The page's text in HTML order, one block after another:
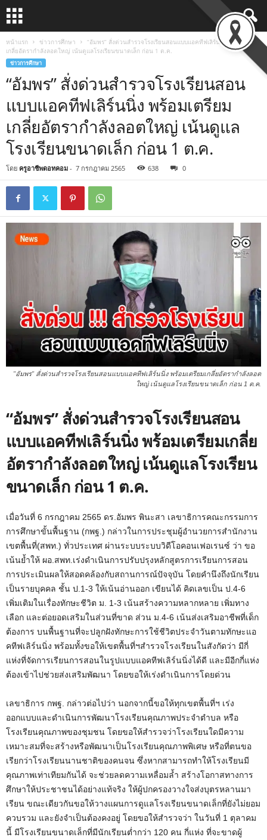
หน้าแรก ข่าวการศึกษา
“อัมพร” สั่งด่วนสำรวจโรงเรียนสอนแบบแอคทีฟเลิร์นนิ่ง พร้อมเตรียม
เกลี่ยอัตรากำลังลอตใหญ่ เน้นดูแลโรงเรียนขนาดเล็ก ก่อน 1 ต.ค.
ข่าวการศึกษา
“อัมพร” สั่งด่วนสำรวจโรงเรียนสอน
แบบแอคทีฟเลิร์นนิ่ง พร้อมเตรียม
เกลี่ยอัตรากำลังลอตใหญ่ เน้นดูแล
โรงเรียนขนาดเล็ก ก่อน 1 ต.ค.
โดย ครูอาชีพดอทคอม - 7 กรกฎาคม 2565 638 0
"อัมพร" สั่งด่วนสำรวจโรงเรียนสอนแบบแอคทีฟเลิร์นนิ่ง พร้อมเตรียมเกลี่ยอัตรากำลังลอต
ใหญ่ เน้นดูแลโรงเรียนขนาดเล็ก ก่อน 1 ต.ค.
“อัมพร” สั่งด่วนสำรวจโรงเรียนสอน
แบบแอคทีฟเลิร์นนิ่ง พร้อมเตรียมเกลี่ย
อัตรากำลังลอตใหญ่ เน้นดูแลโรงเรียน
ขนาดเล็ก ก่อน 1 ต.ค.
เมื่อวันที่ 6 กรกฎาคม 2565 ดร.อัมพร พินะสา เลขาธิการคณะกรรมการ
การศึกษาขั้นพื้นฐาน (กพฐ.) กล่าวในการประชุมผู้อำนวยการสำนักงาน
เขตพื้นที่(สพท.) ทั่วประเทศ ผ่านระบบระบบวิดีโอคอนเฟอเรนซ์ ว่า ขอ
เน้นย้ำให้ ผอ.สพท.เร่งดำเนินการปรับปรุงหลักสูตรการเรียนการสอน
การประเมินผลให้สอดคล้องกับสถานการณ์ปัจจุบัน โดยคำนึงถึงนักเรียน
เป็นรายบุคคล ชั้น ป.1-3 ให้เน้นอ่านออก เขียนได้ คิดเลขเป็น ป.4-6
เพิ่มเติมในเรื่องทักษะชีวิต ม. 1-3 เน้นสร้างความหลากหลาย เพิ่มทาง
เลือก และต่อยอดเสริมในส่วนที่ขาด ส่วน ม.4-6 เน้นส่งเสริมอาชีพที่เด็ก
ต้องการ บนพื้นฐานที่จะปลูกฝังทักษะการใช้ชีวิตประจำวันตามทักษะแอ
คทีฟเลิร์นนิ่ง พร้อมทั้งขอให้เขตพื้นที่ฯสำรวจโรงเรียนในสังกัดว่า มีกี่
แห่งที่จัดการเรียนการสอนในรูปแบบแอคทีฟเลิร์นนิ่งได้ดี และมีอีกกี่แห่ง
ต้องเข้าไปช่วยส่งเสริมพัฒนา โดยขอให้เร่งดำเนินการโดยด่วน
เลขาธิการ กพฐ. กล่าวต่อไปว่า นอกจากนี้ขอให้ทุกเขตพื้นที่ฯ เร่ง
ออกแบบและดำเนินการพัฒนาโรงเรียนคุณภาพประจำตำบล หรือ
โรงเรียนคุณภาพของชุมชน โดยขอให้สำรวจว่าโรงเรียนใดมีความ
เหมาะสมที่จะสร้างหรือพัฒนาเป็นโรงเรียนคุณภาพพิเศษ หรือที่ตนขอ
เรียกว่าโรงเรียนนานชาติของคนจน ซึ่งหากสามารถทำให้โรงเรียนมี
คุณภาพเท่าเทียมกันได้ จะช่วยลดความเหลื่อมล้ำ สร้างโอกาสทางการ
ศึกษาให้ประชาชนได้อย่างแท้จริง ให้ผู้ปกครองวางใจส่งบุตรหลานมา
เรียน ขณะเดียวกันขอให้วางแผนการดูแลโรงเรียนขนาดเล็กที่ยังไม่ยอม
ควบรวม และยังจำเป็นต้องคงอยู่ โดยขอให้สำรวจว่า ในวันที่ 1 ตุลาคม
นี้ มีโรงเรียนขนาดเล็กที่มีนักเรียนต่ำกว่า 120 คน กี่แห่ง ที่จะขาดผู้